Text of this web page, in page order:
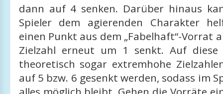
dann auf 4 senken. Darüber hinaus
Spieler dem agierenden Charakter
einen Punkt aus dem „Fabelhaft“-Vorrat
Zielzahl erneut um 1 senkt. Auf diese
theoretisch sogar extremhohe
auf 5 bzw. 6 gesenkt werden, sodass im